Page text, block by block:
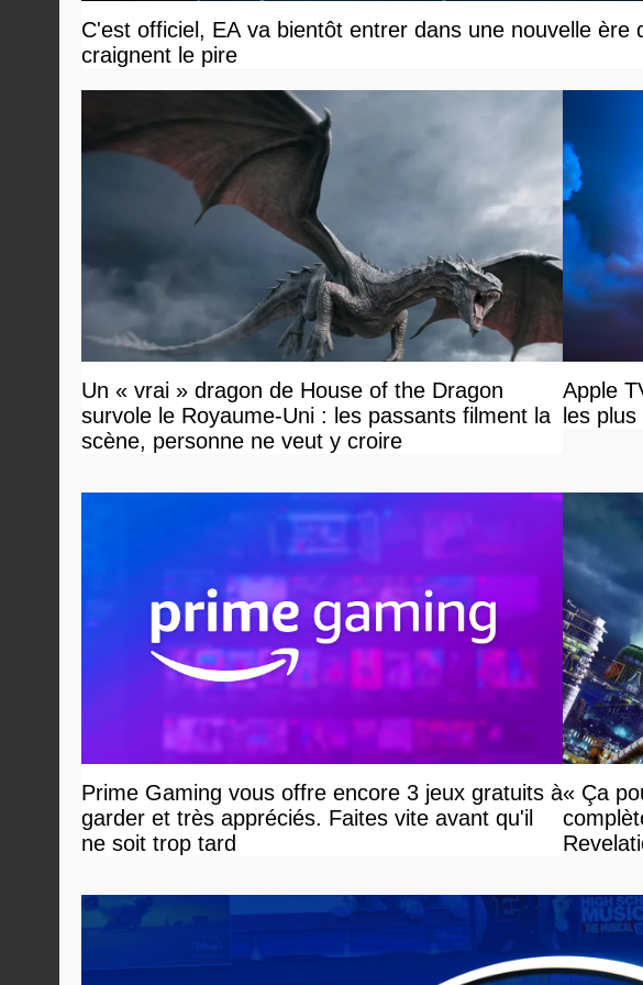
C'est officiel, EA va bientôt entrer dans une nouvelle ère
craignent le pire
Un « vrai » dragon de House of the Dragon
survole le Royaume-Uni : les passants filment la
scène, personne ne veut y croire
Apple
les
Prime Gaming vous offre encore 3 jeux gratuits à
garder et très appréciés. Faites vite avant qu'il
ne soit trop tard
« Ça